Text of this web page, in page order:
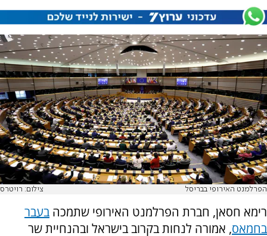
הפרלמנט האירופי בבריסל צילום: רויטרס
רימא חסאן, חברת הפרלמנט האירופי שתמכה בעבר
בחמאס, אמורה לנחות בקרוב בישראל ובהנחיית שר